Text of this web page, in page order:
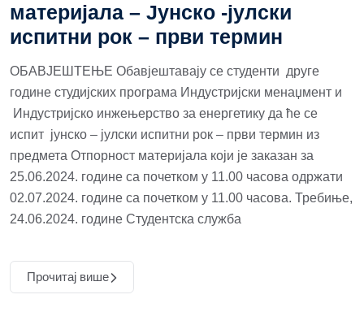
материјала – Јунско -јулски
испитни рок – први термин
ОБАВЈЕШТЕЊЕ Обавјештавају се студенти друге
године студијских програма Индустријски менаџмент и
Индустријско инжењерство за енергетику да ће се
испит јунско – јулски испитни рок – први термин из
предмета Отпорност материјала који је заказан за
25.06.2024. године са почетком у 11.00 часова одржати
02.07.2024. године са почетком у 11.00 часова. Требиње,
24.06.2024. године Студентска служба
Прочитај више